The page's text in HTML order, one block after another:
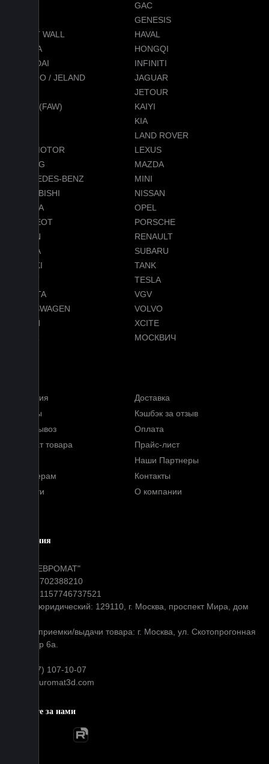
GAC
GENESIS
GREAT WALL
HAVAL
HONDA
HONGQI
HYUNDAI
INFINITI
JAECOO / JELAND
JAGUAR
JETOUR
JETTA (FAW)
KAIYI
KIA
LAND ROVER
LEAPMOTOR
LEXUS
LIXIANG
MAZDA
MERCEDES-BENZ
MINI
MITSUBISHI
NISSAN
OMODA
OPEL
PEUGEOT
PORSCHE
RAVON
RENAULT
SKODA
SUBARU
SUZUKI
TANK
TENET
TESLA
TOYOTA
VGV
VOLKSWAGEN
VOLVO
VOYAH
XCITE
МОСКВИЧ
Гарантия
Доставка
Отзывы
Кэшбэк за отзыв
Самовывоз
Оплата
Возврат товара
Прайс-лист
Наши Партнеры
Партнерам
Контакты
Новости
О компании
Компания
ООО "ЕВРОМАТ"
ИНН: 7702388210
ОГРН: 1157746737521
Адрес юридический: 129110, г. Москва, проспект Мира, дом
Адрес приемки/выдачи товара: г. Москва, ул. Скотопрогонная
д 35 стр 6а.
+7 (977) 107-10-07
info@euromat3d.com
Следите за нами